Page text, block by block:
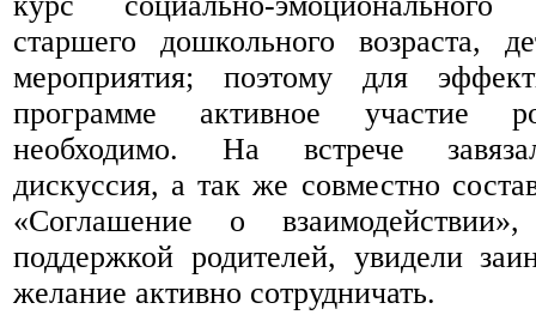
старшего дошкольного возраста,
мероприятия; поэтому для
программе активное участие
необходимо. На встрече
дискуссия, а так же совместно
«Соглашение о
поддержкой родителей, увидели
желание активно сотрудничать.